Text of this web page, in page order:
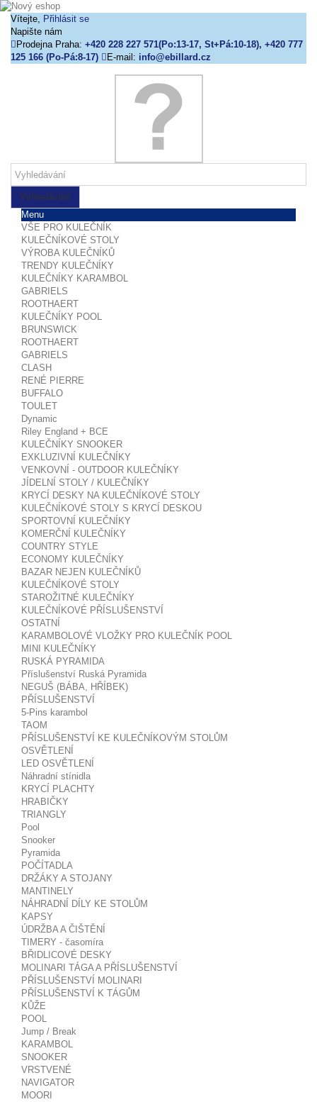
Vítejte, Přihlásit se
Napište nám
Prodejna Praha: +420 228 227 571(Po:13-17, St+Pá:10-18), +420 777
125 166 (Po-Pá:8-17)
E-mail: info@ebillard.cz
Vyhledávání
Menu
VŠE PRO KULEČNÍK
KULEČNÍKOVÉ STOLY
VÝROBA KULEČNÍKŮ
TRENDY KULEČNÍKY
KULEČNÍKY KARAMBOL
GABRIELS
ROOTHAERT
KULEČNÍKY POOL
BRUNSWICK
ROOTHAERT
GABRIELS
CLASH
RENÉ PIERRE
BUFFALO
TOULET
Dynamic
Riley England + BCE
KULEČNÍKY SNOOKER
EXKLUZIVNÍ KULEČNÍKY
VENKOVNÍ - OUTDOOR KULEČNÍKY
JÍDELNÍ STOLY / KULEČNÍKY
KRYCÍ DESKY NA KULEČNÍKOVÉ STOLY
KULEČNÍKOVÉ STOLY S KRYCÍ DESKOU
SPORTOVNÍ KULEČNÍKY
KOMERČNÍ KULEČNÍKY
COUNTRY STYLE
ECONOMY KULEČNÍKY
BAZAR NEJEN KULEČNÍKŮ
KULEČNÍKOVÉ STOLY
STAROŽITNÉ KULEČNÍKY
KULEČNÍKOVÉ PŘÍSLUŠENSTVÍ
OSTATNÍ
KARAMBOLOVÉ VLOŽKY PRO KULEČNÍK POOL
MINI KULEČNÍKY
RUSKÁ PYRAMIDA
Příslušenství Ruská Pyramida
NEGUŠ (BÁBA, HŘÍBEK)
PŘÍSLUŠENSTVÍ
5-Pins karambol
TAOM
PŘÍSLUŠENSTVÍ KE KULEČNÍKOVÝM STOLŮM
OSVĚTLENÍ
LED OSVĚTLENÍ
Náhradní stínidla
KRYCÍ PLACHTY
HRABIČKY
TRIANGLY
Pool
Snooker
Pyramida
POČÍTADLA
DRŽÁKY A STOJANY
MANTINELY
NÁHRADNÍ DÍLY KE STOLŮM
KAPSY
ÚDRŽBA A ČIŠTĚNÍ
TIMERY - časomíra
BŘIDLICOVÉ DESKY
MOLINARI TÁGA A PŘÍSLUŠENSTVÍ
PŘÍSLUŠENSTVÍ MOLINARI
PŘÍSLUŠENSTVÍ K TÁGŮM
KŮŽE
POOL
Jump / Break
KARAMBOL
SNOOKER
VRSTVENÉ
NAVIGATOR
MOORI